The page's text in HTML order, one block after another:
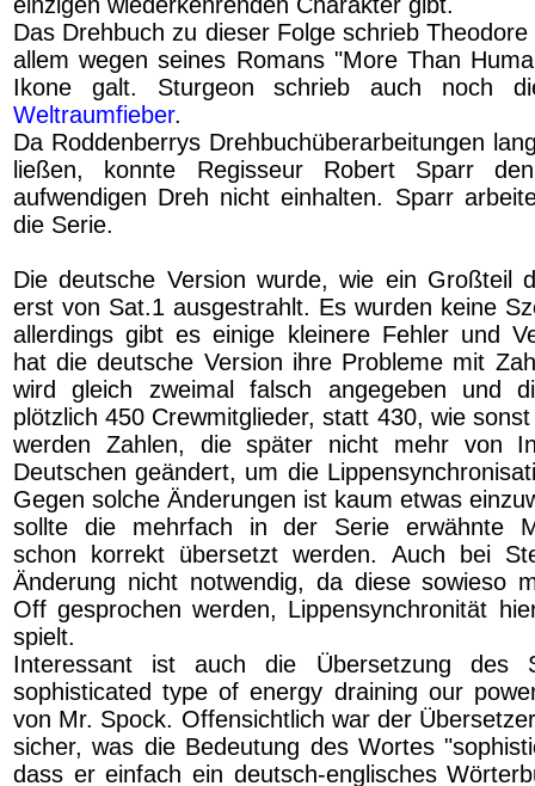
Das Drehbuch zu dieser Folge schrieb
allem wegen seines Romans "More Than
Ikone galt. Sturgeon schrieb auch noch
Weltraumfieber.
Da Roddenberrys Drehbuchüberarbeitungen
ließen, konnte Regisseur Robert Sparr
aufwendigen Dreh nicht einhalten. Sparr
die Serie.
Die deutsche Version wurde, wie ein Großteil
erst von Sat.1 ausgestrahlt. Es wurden keine
allerdings gibt es einige kleinere Fehler und
hat die deutsche Version ihre Probleme mit
wird gleich zweimal falsch angegeben und
plötzlich 450 Crewmitglieder, statt 430, wie
werden Zahlen, die später nicht mehr von
Deutschen geändert, um die
Gegen solche Änderungen ist kaum etwas
sollte die mehrfach in der Serie erwähnte
schon korrekt übersetzt werden. Auch bei
Änderung nicht notwendig, da diese sowieso
Off gesprochen werden, Lippensynchronität
spielt.
Interessant ist auch die Übersetzung des
sophisticated type of energy draining our
von Mr. Spock. Offensichtlich war der
sicher, was die Bedeutung des Wortes
dass er einfach ein deutsch-englisches